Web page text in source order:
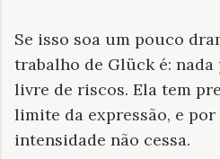
Se isso soa um pouco
trabalho de Glück é:
livre de riscos. Ela tem
limite da expressão, e por
intensidade não cessa.